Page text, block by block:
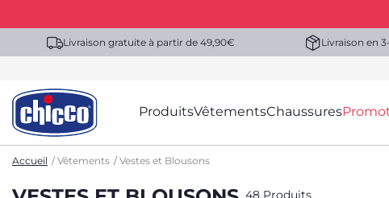
Livraison gratuite à partir de 49,90€ Livraison en
ProduitsVêtementsChaussures
Accueil Vêtements Vestes et Blousons
48 Produits